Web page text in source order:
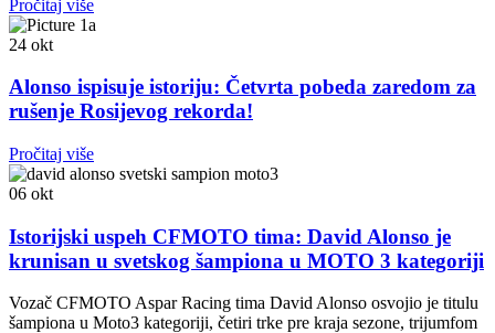
Pročitaj više
24 okt
Alonso ispisuje istoriju: Četvrta pobeda zaredom za
rušenje Rosijevog rekorda!
Pročitaj više
06 okt
Istorijski uspeh CFMOTO tima: David Alonso je
krunisan u svetskog šampiona u MOTO 3 kategoriji
Vozač CFMOTO Aspar Racing tima David Alonso osvojio je titulu
šampiona u Moto3 kategoriji, četiri trke pre kraja sezone, trijumfom